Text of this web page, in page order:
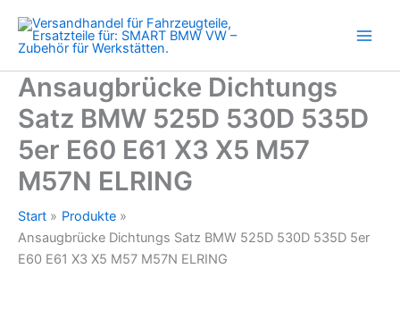
Inhalt
springen
Ansaugbrücke Dichtungs
Satz BMW 525D 530D 535D
5er E60 E61 X3 X5 M57
M57N ELRING
Start
Produkte
Ansaugbrücke Dichtungs Satz BMW 525D 530D 535D 5er
E60 E61 X3 X5 M57 M57N ELRING
535D
5er
E60
E61
X3
X5
M57
M57N
Menge